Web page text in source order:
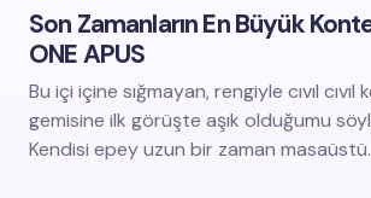
Son Zamanların En Büyük
ONE APUS
Bu içi içine sığmayan, rengiyle cıvıl
gemisine ilk görüşte aşık olduğumu
Kendisi epey uzun bir zaman